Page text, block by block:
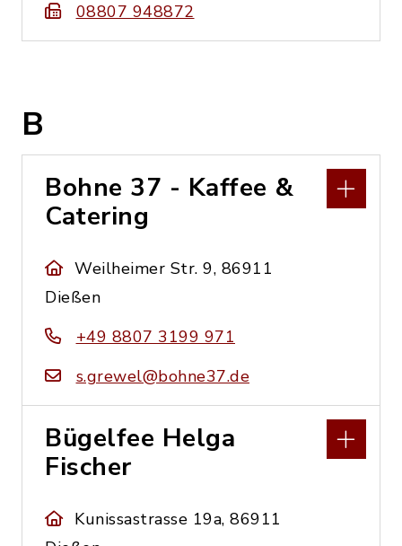
08807 948872
B
Bohne 37 - Kaffee &
Catering
Weilheimer Str. 9, 86911
Dießen
+49 8807 3199 971
s.grewel@bohne37.de
Bügelfee Helga
Fischer
Kunissastrasse 19a, 86911